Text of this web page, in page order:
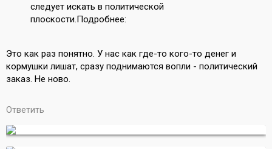
следует искать в политической
плоскости.Подробнее:
Это как раз понятно. У нас как где-то кого-то денег и
кормушки лишат, сразу поднимаются вопли - политический
заказ. Не ново.
Ответить